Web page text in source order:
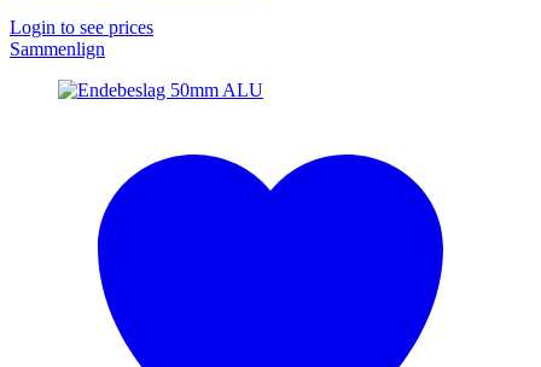
Login to see prices
Sammenlign